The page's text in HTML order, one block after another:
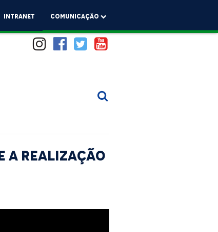
Intranet comunicação
a realização